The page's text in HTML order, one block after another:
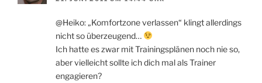
@Heiko: „Komfortzone verlassen“ klingt allerdings
nicht so überzeugend…
Ich hatte es zwar mit Trainingsplänen noch nie so,
aber vielleicht sollte ich dich mal als Trainer
engagieren?